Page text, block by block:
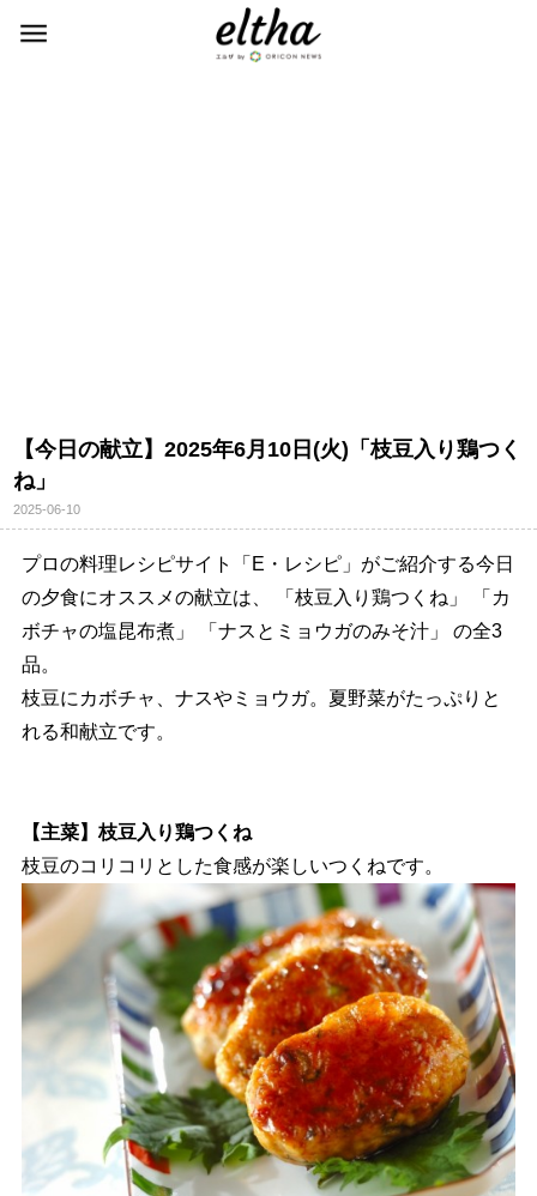
【今日の献立】2025年6月10日(火)「枝豆入り鶏つく
ね」
2025-06-10
プロの料理レシピサイト「E・レシピ」がご紹介する今日
の夕食にオススメの献立は、 「枝豆入り鶏つくね」 「カ
ボチャの塩昆布煮」 「ナスとミョウガのみそ汁」 の全3
品。
枝豆にカボチャ、ナスやミョウガ。夏野菜がたっぷりと
れる和献立です。
【主菜】枝豆入り鶏つくね
枝豆のコリコリとした食感が楽しいつくねです。